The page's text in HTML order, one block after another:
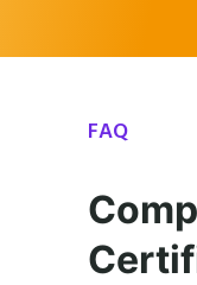
FAQ